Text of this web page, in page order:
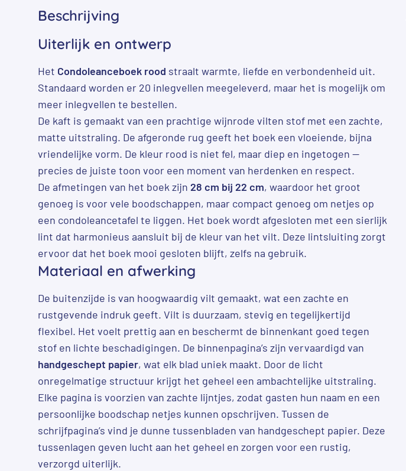
Beschrijving
Uiterlijk en ontwerp
Het Condoleanceboek rood straalt warmte, liefde en verbondenheid uit.
Standaard worden er 20 inlegvellen meegeleverd, maar het is mogelijk om
meer inlegvellen te bestellen.
De kaft is gemaakt van een prachtige wijnrode vilten stof met een zachte,
matte uitstraling. De afgeronde rug geeft het boek een vloeiende, bijna
vriendelijke vorm. De kleur rood is niet fel, maar diep en ingetogen —
precies de juiste toon voor een moment van herdenken en respect.
De afmetingen van het boek zijn 28 cm bij 22 cm, waardoor het groot
genoeg is voor vele boodschappen, maar compact genoeg om netjes op
een condoleancetafel te liggen. Het boek wordt afgesloten met een sierlijk
lint dat harmonieus aansluit bij de kleur van het vilt. Deze lintsluiting zorgt
ervoor dat het boek mooi gesloten blijft, zelfs na gebruik.
Materiaal en afwerking
De buitenzijde is van hoogwaardig vilt gemaakt, wat een zachte en
rustgevende indruk geeft. Vilt is duurzaam, stevig en tegelijkertijd
flexibel. Het voelt prettig aan en beschermt de binnenkant goed tegen
stof en lichte beschadigingen. De binnenpagina’s zijn vervaardigd van
handgeschept papier, wat elk blad uniek maakt. Door de licht
onregelmatige structuur krijgt het geheel een ambachtelijke uitstraling.
Elke pagina is voorzien van zachte lijntjes, zodat gasten hun naam en een
persoonlijke boodschap netjes kunnen opschrijven. Tussen de
schrijfpagina’s vind je dunne tussenbladen van handgeschept papier. Deze
tussenlagen geven lucht aan het geheel en zorgen voor een rustig,
verzorgd uiterlijk.